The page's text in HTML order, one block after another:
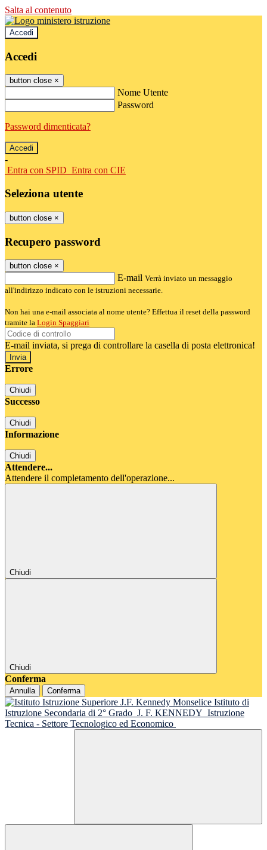
Salta al contenuto
Accedi
Accedi
button close ×
Nome Utente
Password
Password dimenticata?
-
Entra con SPID Entra con CIE
Seleziona utente
button close ×
Recupero password
button close ×
E-mail Verrà inviato un messaggio
all'indirizzo indicato con le istruzioni necessarie.
Non hai una e-mail associata al nome utente? Effettua il reset della password
tramite la Login Spaggiari
E-mail inviata, si prega di controllare la casella di posta elettronica!
Errore
Chiudi
Successo
Chiudi
Informazione
Chiudi
Attendere...
Attendere il completamento dell'operazione...
Chiudi
Chiudi
Conferma
Annulla Conferma
Istituto di
Istruzione Secondaria di 2° Grado J. F. KENNEDY Istruzione
Tecnica - Settore Tecnologico ed Economico